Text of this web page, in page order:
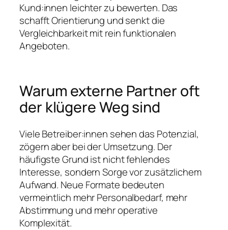
Kund:innen leichter zu bewerten. Das
schafft Orientierung und senkt die
Vergleichbarkeit mit rein funktionalen
Angeboten.
Warum externe Partner oft
der klügere Weg sind
Viele Betreiber:innen sehen das Potenzial,
zögern aber bei der Umsetzung. Der
häufigste Grund ist nicht fehlendes
Interesse, sondern Sorge vor zusätzlichem
Aufwand. Neue Formate bedeuten
vermeintlich mehr Personalbedarf, mehr
Abstimmung und mehr operative
Komplexität.